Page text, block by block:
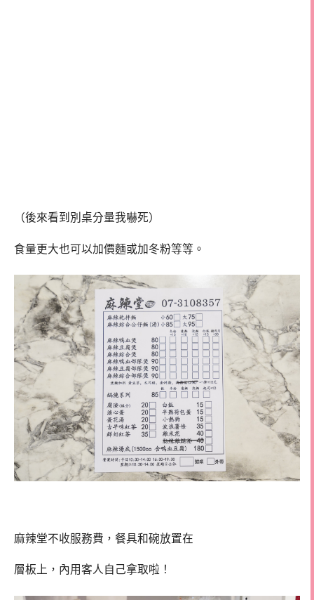
（後來看到別桌分量我嚇死）
食量更大也可以加價麵或加冬粉等等。
麻辣堂不收服務費，餐具和碗放置在
層板上，內用客人自己拿取啦！